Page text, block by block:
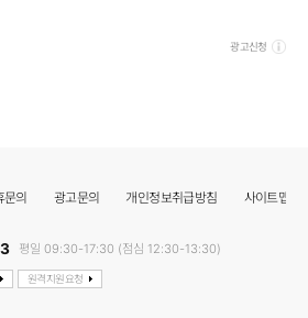
광고신청
문의 광고문의 개인정보취급방침 사이트맵
평일 09:30-17:30 (점심 12:30-13:30)
원격지원요청